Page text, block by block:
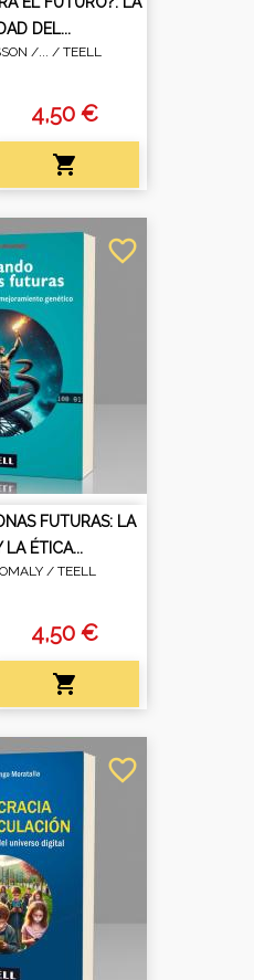
DEL...
/... / TEELL
4,50 €

FUTURAS: LA
LA ÉTICA...
/ TEELL
4,50 €

favorite_border
favorite_border